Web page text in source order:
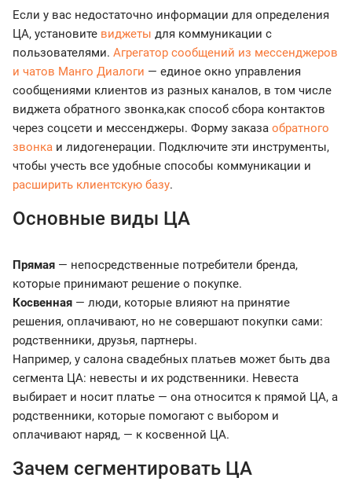
Если у вас недостаточно информации для определения
ЦА, установите виджеты для коммуникации с
пользователями. Агрегатор сообщений из мессенджеров
и чатов Манго Диалоги — единое окно управления
сообщениями клиентов из разных каналов, в том числе
виджета обратного звонка,как способ сбора контактов
через соцсети и мессенджеры. Форму заказа обратного
звонка и лидогенерации. Подключите эти инструменты,
чтобы учесть все удобные способы коммуникации и
расширить клиентскую базу.
Основные виды ЦА
Прямая — непосредственные потребители бренда,
которые принимают решение о покупке.
Косвенная — люди, которые влияют на принятие
решения, оплачивают, но не совершают покупки сами:
родственники, друзья, партнеры.
Например, у салона свадебных платьев может быть два
сегмента ЦА: невесты и их родственники. Невеста
выбирает и носит платье — она относится к прямой ЦА, а
родственники, которые помогают с выбором и
оплачивают наряд, — к косвенной ЦА.
Зачем сегментировать ЦА